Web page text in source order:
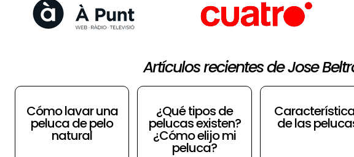
Artículos recientes de Jose
Cómo lavar una
peluca de pelo
natural
¿Qué tipos de
pelucas existen?
¿Cómo elijo mi
peluca?
de las